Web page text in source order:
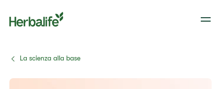
La scienza alla base